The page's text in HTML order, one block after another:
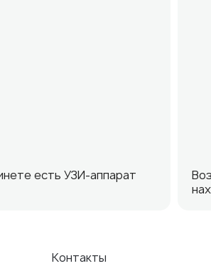
есть УЗИ-аппарат
Контакты